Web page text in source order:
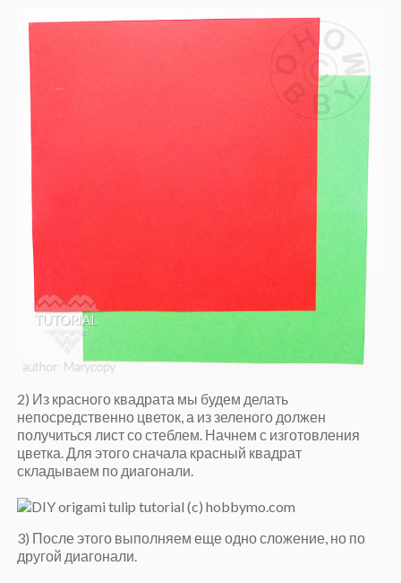
2) Из красного квадрата мы будем делать
непосредственно цветок, а из зеленого должен
получиться лист со стеблем. Начнем с изготовления
цветка. Для этого сначала красный квадрат
складываем по диагонали.
3) После этого выполняем еще одно сложение, но по
другой диагонали.